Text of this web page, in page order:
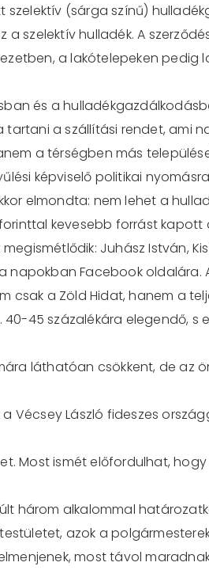
(sárga színű)
szelektív hulladék. A
a lakótelepeken pedig
és a
tartani a szállítási rendet, ami
a térségben más
képviselő politikai
elmondta: nem lehet a
kevesebb forrást kapott
Juhász István,
Facebook oldalára.
csak a Zöld Hidat, hanem a
45 százalékára elegendő, s
láthatóan csökkent, de az
László fideszes
Most ismét előfordulhat,
három alkalommal
azok a
most távol